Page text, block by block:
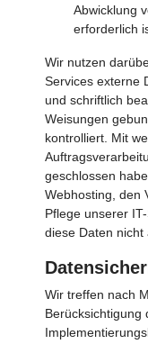
Abwicklung
erforderlich
Wir nutzen
Services externe
und schriftlich
Weisungen
kontrolliert. Mit
geschlossen
Webhosting, den
Pflege unserer
diese Daten nicht
Wir treffen nach
Berücksichtigung